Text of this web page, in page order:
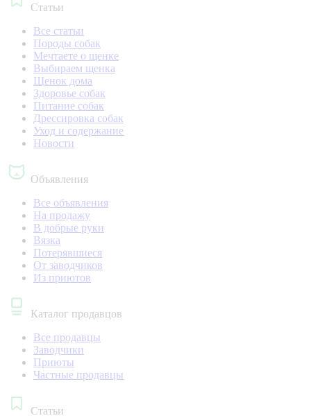
Статьи
Все статьи
Породы собак
Мечтаете о щенке
Выбираем щенка
Щенок дома
Здоровье собак
Питание собак
Дрессировка собак
Уход и содержание
Новости
Объявления
Все объявления
На продажу
В добрые руки
Вязка
Потерявшиеся
От заводчиков
Из приютов
Каталог продавцов
Все продавцы
Заводчики
Приюты
Частные продавцы
Статьи